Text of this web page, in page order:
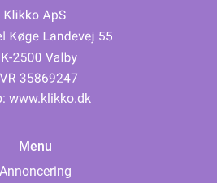
www.klikko.dk
Menu
Annoncering